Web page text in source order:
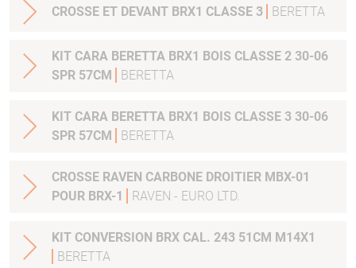
CROSSE ET DEVANT BRX1 CLASSE 3 BERETTA
KIT CARA BERETTA BRX1 BOIS CLASSE 2 30-06
SPR 57CM
BERETTA
KIT CARA BERETTA BRX1 BOIS CLASSE 3 30-06
SPR 57CM
BERETTA
CROSSE RAVEN CARBONE DROITIER MBX-01
POUR BRX-1
RAVEN - EURO LTD.
KIT CONVERSION BRX CAL. 243 51CM M14X1
BERETTA